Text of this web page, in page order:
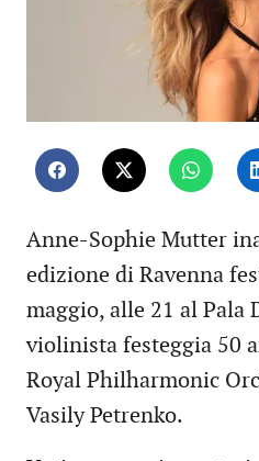
Anne-Sophie Mutter
edizione di Ravenna
maggio, alle 21 al Pala
violinista festeggia 50
Royal Philharmonic
Vasily Petrenko.